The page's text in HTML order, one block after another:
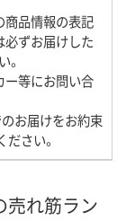
商品情報の表記
必ずお届けした
ー等にお問い合
のお届けをお約束
さい。
売れ筋ラン